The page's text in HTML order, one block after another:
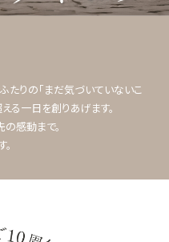
たりの「まだ気づいていないこ
る一日を創りあげます。
の感動まで。